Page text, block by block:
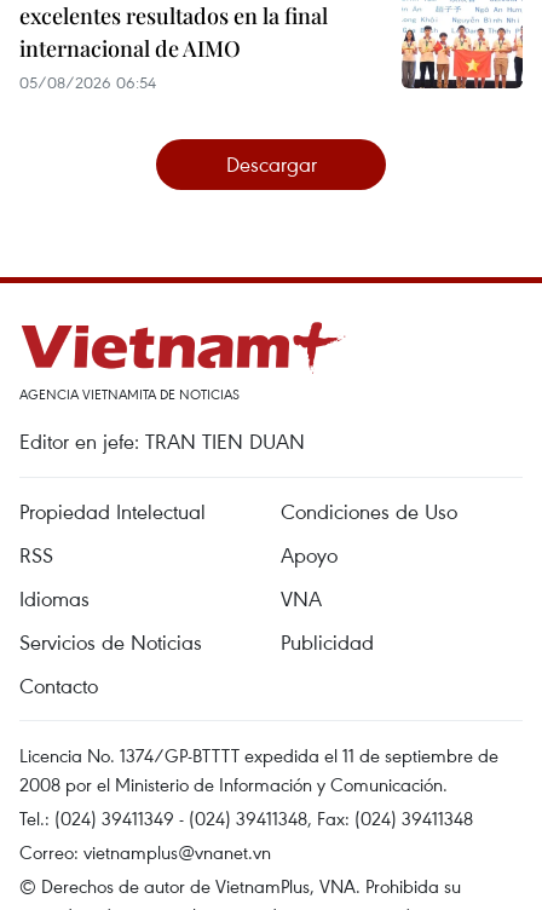
excelentes resultados en la final
internacional de AIMO
05/08/2026 06:54
Descargar
AGENCIA VIETNAMITA DE NOTICIAS
Editor en jefe: TRAN TIEN DUAN
Propiedad Intelectual
Condiciones de Uso
RSS
Apoyo
Idiomas
VNA
Servicios de Noticias
Publicidad
Contacto
Licencia No. 1374/GP-BTTTT expedida el 11 de septiembre de
2008 por el Ministerio de Información y Comunicación.
Tel.: (024) 39411349 - (024) 39411348, Fax: (024) 39411348
Correo: vietnamplus@vnanet.vn
© Derechos de autor de VietnamPlus, VNA. Prohibida su